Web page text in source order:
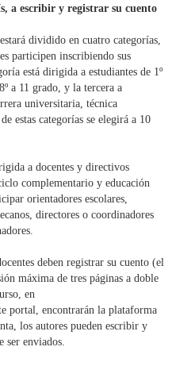
a escribir y registrar su cuento
dividido en cuatro categorías,
participen inscribiendo sus
está dirigida a estudiantes de 1º
a 11 grado, y la tercera a
universitaria, técnica
estas categorías se elegirá a 10
a docentes y directivos
complementario y educación
orientadores escolares,
directores o coordinadores
deben registrar su cuento (el
máxima de tres páginas a doble
en
portal, encontrarán la plataforma
los autores pueden escribir y
ser enviados.